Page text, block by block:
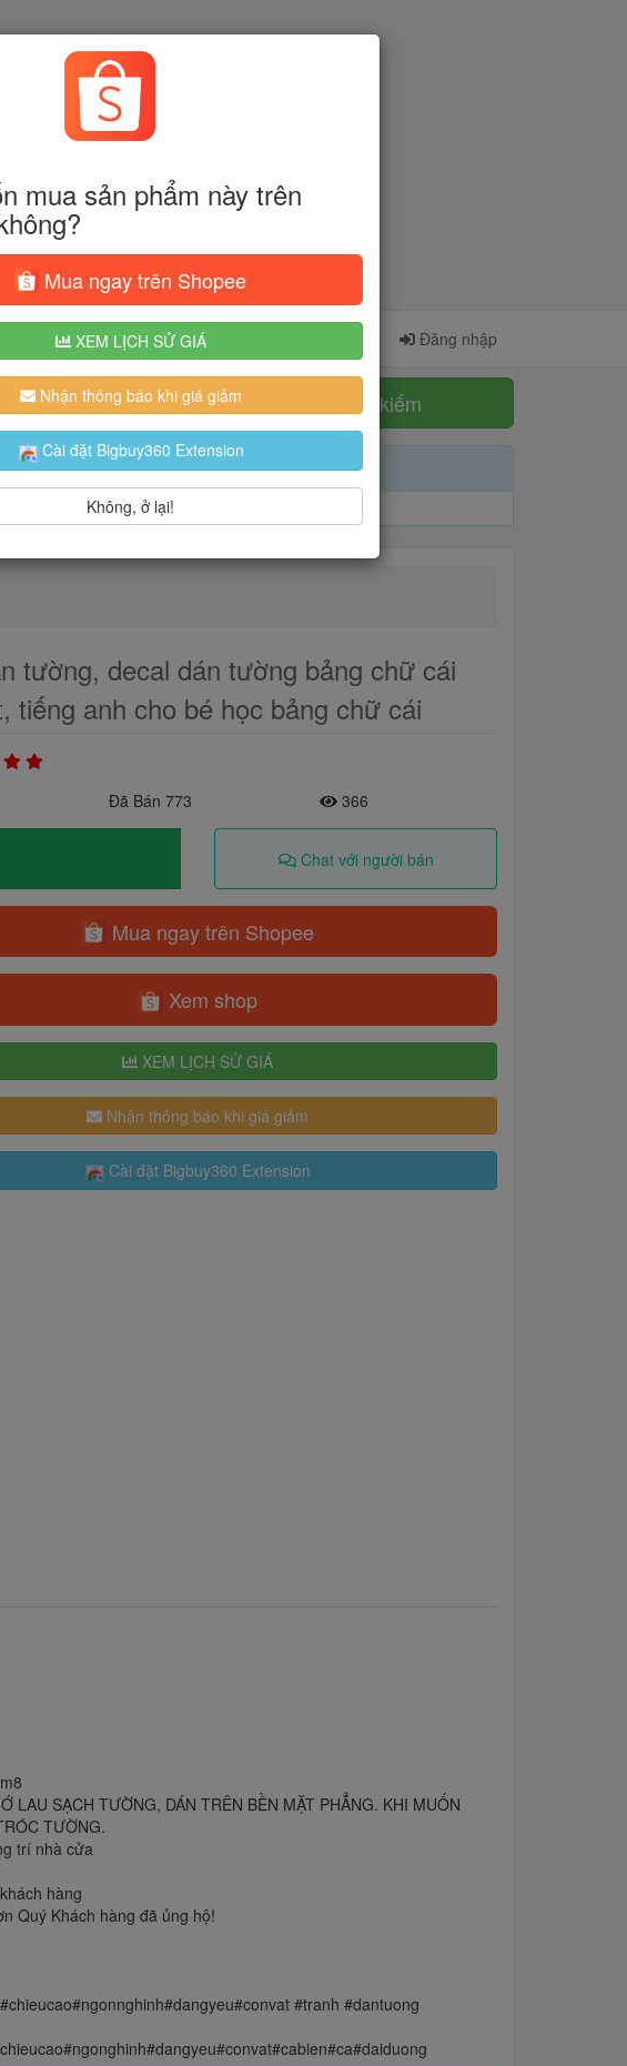
Cài đặt Extension Đăng nhập
Tìm kiếm
tường, decal dán tường bảng chữ cái
tiếng anh cho bé học bảng chữ cái
Đã Bán 773 366
Chat với người bán
Mua ngay trên Shopee
Xem shop
XEM LỊCH SỬ GIÁ
Nhận thông báo khi giá giảm
Cài đặt Bigbuy360 Extension
LAU SẠCH TƯỜNG, DÁN TRÊN BỀN MẶT PHẲNG. KHI MUỐN
TƯỜNG.
trí nhà cửa
hàng
Quý Khách hàng đã ủng hộ!
#tranh #dantuong
mua sản phẩm này trên
Mua ngay trên Shopee
XEM LỊCH SỬ GIÁ
Nhận thông báo khi giá giảm
Cài đặt Bigbuy360 Extension
Không, ở lại!